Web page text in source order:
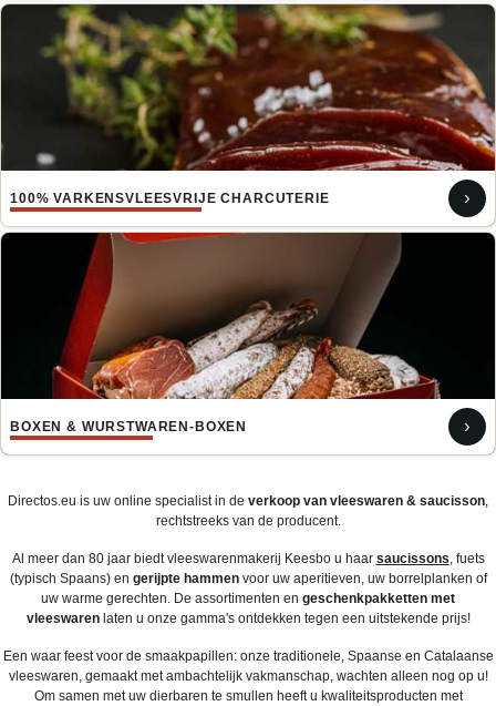
100% VARKENSVLEESVRIJE CHARCUTERIE ›
BOXEN & WURSTWAREN-BOXEN ›
Directos.eu is uw online specialist in de verkoop van vleeswaren & saucisson
rechtstreeks van de producent.
Al meer dan 80 jaar biedt vleeswarenmakerij Keesbo u haar saucissons , fuets
(typisch Spaans) en gerijpte hammenvoor uw aperitieven, uw borrelplanken of
uw warme gerechten. De assortimenten en geschenkpakketten met
vleeswarenlaten u onze gamma's ontdekken tegen een uitstekende prijs!
Een waar feest voor de smaakpapillen: onze traditionele, Spaanse en Catalaanse
vleeswaren, gemaakt met ambachtelijk vakmanschap, wachten alleen nog op u!
Om samen met uw dierbaren te smullen heeft u kwaliteitsproducten met